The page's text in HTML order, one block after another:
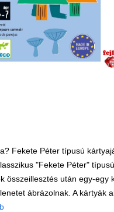
Fekete Péter típusú
"Fekete Péter"
összeillesztés után egy-egy
ábrázolnak. A kártyák
Intelligens
Iskolaszerek
Kerti játékok
Logikai játékok
LÜK